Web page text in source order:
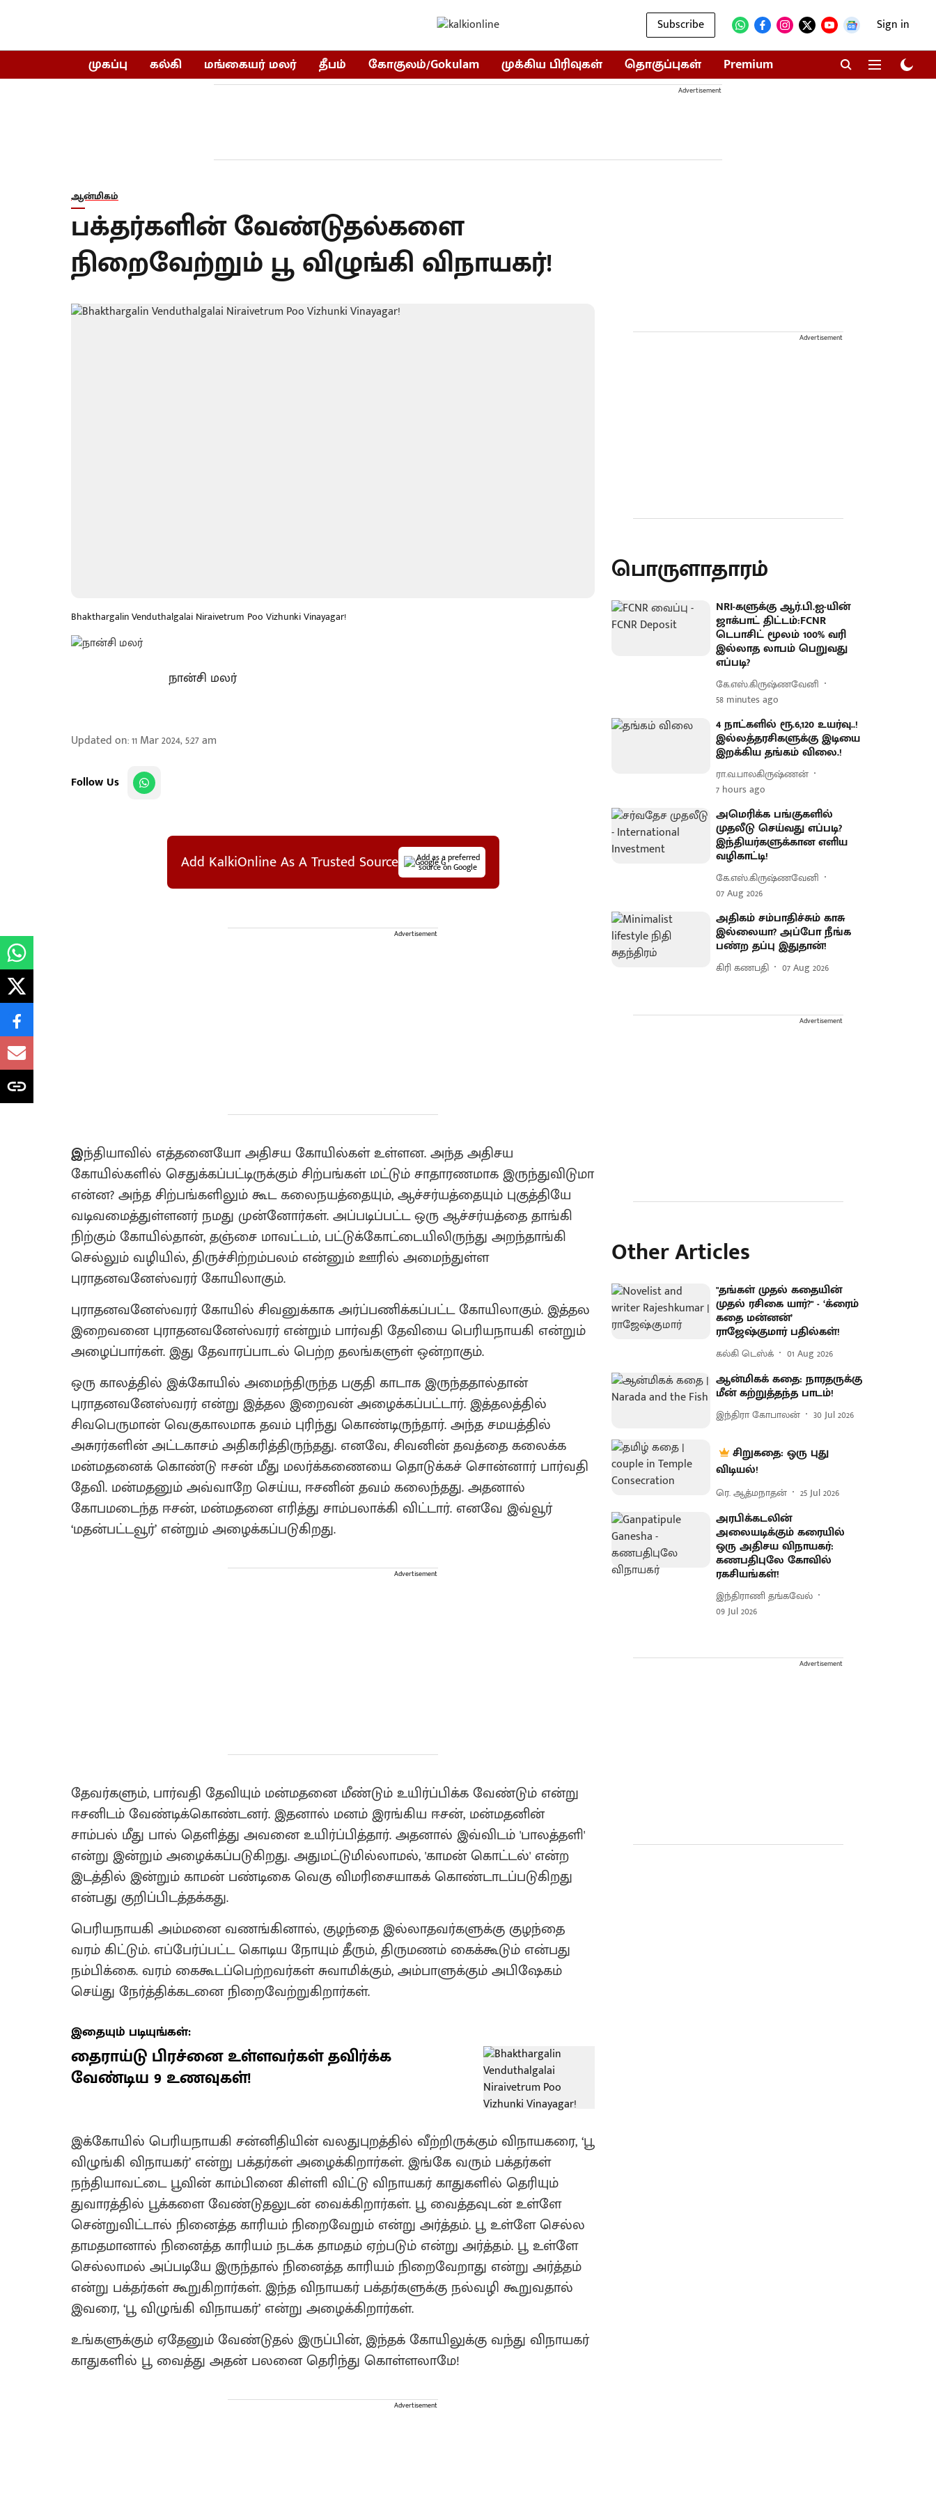
Subscribe Sign in
முகப்பு கல்கி மங்கையர் மலர் தீபம் கோகுலம்/Gokulam முக்கிய பிரிவுகள் தொகுப்புகள் Premium
Advertisement
ஆன்மிகம்
பக்தர்களின் வேண்டுதல்களை
நிறைவேற்றும் பூ விழுங்கி விநாயகர்!
Bhakthargalin Venduthalgalai Niraivetrum Poo Vizhunki Vinayagar!
நான்சி மலர்
Updated on:11 Mar 2024, 5:27 am
Follow Us
Add KalkiOnline As A Trusted Source Add as a preferred
source on Google
Advertisement
இந்தியாவில் எத்தனையோ அதிசய கோயில்கள் உள்ளன. அந்த அதிசய
கோயில்களில் செதுக்கப்பட்டிருக்கும் சிற்பங்கள் மட்டும் சாதாரணமாக இருந்துவிடுமா
என்ன? அந்த சிற்பங்களிலும் கூட கலைநயத்தையும், ஆச்சர்யத்தையும் புகுத்தியே
வடிவமைத்துள்ளனர் நமது முன்னோர்கள். அப்படிப்பட்ட ஒரு ஆச்சர்யத்தை தாங்கி
நிற்கும் கோயில்தான், தஞ்சை மாவட்டம், பட்டுக்கோட்டையிலிருந்து அறந்தாங்கி
செல்லும் வழியில், திருச்சிற்றம்பலம் என்னும் ஊரில் அமைந்துள்ள
புராதனவனேஸ்வரர் கோயிலாகும்.
புராதனவனேஸ்வரர் கோயில் சிவனுக்காக அர்ப்பணிக்கப்பட்ட கோயிலாகும். இத்தல
இறைவனை புராதனவனேஸ்வரர் என்றும் பார்வதி தேவியை பெரியநாயகி என்றும்
அழைப்பார்கள். இது தேவாரப்பாடல் பெற்ற தலங்களுள் ஒன்றாகும்.
ஒரு காலத்தில் இக்கோயில் அமைந்திருந்த பகுதி காடாக இருந்ததால்தான்
புராதனவனேஸ்வரர் என்று இத்தல இறைவன் அழைக்கப்பட்டார். இத்தலத்தில்
சிவபெருமான் வெகுகாலமாக தவம் புரிந்து கொண்டிருந்தார். அந்த சமயத்தில்
அசுரர்களின் அட்டகாசம் அதிகரித்திருந்தது. எனவே, சிவனின் தவத்தை கலைக்க
மன்மதனைக் கொண்டு ஈசன் மீது மலர்க்கணையை தொடுக்கச் சொன்னார் பார்வதி
தேவி. மன்மதனும் அவ்வாறே செய்ய, ஈசனின் தவம் கலைந்தது. அதனால்
கோபமடைந்த ஈசன், மன்மதனை எரித்து சாம்பலாக்கி விட்டார். எனவே இவ்வூர்
‘மதன்பட்டவூர்’ என்றும் அழைக்கப்படுகிறது.
Advertisement
தேவர்களும், பார்வதி தேவியும் மன்மதனை மீண்டும் உயிர்ப்பிக்க வேண்டும் என்று
ஈசனிடம் வேண்டிக்கொண்டனர். இதனால் மனம் இரங்கிய ஈசன், மன்மதனின்
சாம்பல் மீது பால் தெளித்து அவனை உயிர்ப்பித்தார். அதனால் இவ்விடம் 'பாலத்தளி'
என்று இன்றும் அழைக்கப்படுகிறது. அதுமட்டுமில்லாமல், 'காமன் கொட்டல்' என்ற
இடத்தில் இன்றும் காமன் பண்டிகை வெகு விமரிசையாகக் கொண்டாடப்படுகிறது
என்பது குறிப்பிடத்தக்கது.
பெரியநாயகி அம்மனை வணங்கினால், குழந்தை இல்லாதவர்களுக்கு குழந்தை
வரம் கிட்டும். எப்பேர்ப்பட்ட கொடிய நோயும் தீரும், திருமணம் கைக்கூடும் என்பது
நம்பிக்கை. வரம் கைகூடப்பெற்றவர்கள் சுவாமிக்கும், அம்பாளுக்கும் அபிஷேகம்
செய்து நேர்த்திக்கடனை நிறைவேற்றுகிறார்கள்.
இதையும் படியுங்கள்:
தைராய்டு பிரச்னை உள்ளவர்கள் தவிர்க்க
வேண்டிய 9 உணவுகள்!
இக்கோயில் பெரியநாயகி சன்னிதியின் வலதுபுறத்தில் வீற்றிருக்கும் விநாயகரை, ‘பூ
விழுங்கி விநாயகர்’ என்று பக்தர்கள் அழைக்கிறார்கள். இங்கே வரும் பக்தர்கள்
நந்தியாவட்டை பூவின் காம்பினை கிள்ளி விட்டு விநாயகர் காதுகளில் தெரியும்
துவாரத்தில் பூக்களை வேண்டுதலுடன் வைக்கிறார்கள். பூ வைத்தவுடன் உள்ளே
சென்றுவிட்டால் நினைத்த காரியம் நிறைவேறும் என்று அர்த்தம். பூ உள்ளே செல்ல
தாமதமானால் நினைத்த காரியம் நடக்க தாமதம் ஏற்படும் என்று அர்த்தம். பூ உள்ளே
செல்லாமல் அப்படியே இருந்தால் நினைத்த காரியம் நிறைவேறாது என்று அர்த்தம்
என்று பக்தர்கள் கூறுகிறார்கள். இந்த விநாயகர் பக்தர்களுக்கு நல்வழி கூறுவதால்
இவரை, ‘பூ விழுங்கி விநாயகர்’ என்று அழைக்கிறார்கள்.
உங்களுக்கும் ஏதேனும் வேண்டுதல் இருப்பின், இந்தக் கோயிலுக்கு வந்து விநாயகர்
காதுகளில் பூ வைத்து அதன் பலனை தெரிந்து கொள்ளலாமே!
Advertisement
Advertisement
பொருளாதாரம்
NRI-களுக்கு ஆர்.பி.ஐ-யின்
ஜாக்பாட் திட்டம்:FCNR
டெபாசிட் மூலம் 100% வரி
இல்லாத லாபம் பெறுவது
எப்படி?
கே.எஸ்.கிருஷ்ணவேனி
58 minutes ago
4 நாட்களில் ரூ.6,120 உயர்வு..!
இல்லத்தரசிகளுக்கு இடியை
இறக்கிய தங்கம் விலை.!
ரா.வ.பாலகிருஷ்ணன்
7 hours ago
அமெரிக்க பங்குகளில்
முதலீடு செய்வது எப்படி?
இந்தியர்களுக்கான எளிய
வழிகாட்டி!
கே.எஸ்.கிருஷ்ணவேனி
07 Aug 2026
அதிகம் சம்பாதிச்சும் காசு
இல்லையா? அப்போ நீங்க
பண்ற தப்பு இதுதான்!
கிரி கணபதி 07 Aug 2026
Advertisement
Other Articles
"தங்கள் முதல் கதையின்
முதல் ரசிகை யார்?" - ‘க்ரைம்
கதை மன்னன்’
ராஜேஷ்குமார் பதில்கள்!
கல்கி டெஸ்க் 01 Aug 2026
ஆன்மிகக் கதை: நாரதருக்கு
மீன் கற்றுத்தந்த பாடம்!
இந்திரா கோபாலன் 30 Jul 2026
சிறுகதை: ஒரு புது
விடியல்!
ரெ. ஆத்மநாதன் 25 Jul 2026
அரபிக்கடலின்
அலையடிக்கும் கரையில்
ஒரு அதிசய விநாயகர்:
கணபதிபுலே கோவில்
ரகசியங்கள்!
இந்திராணி தங்கவேல்
09 Jul 2026
Advertisement